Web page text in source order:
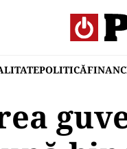
POLITICĂ